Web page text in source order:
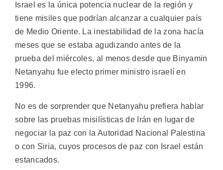
Israel es la única potencia nuclear de la región y
tiene misiles que podrían alcanzar a cualquier país
de Medio Oriente. La inestabilidad de la zona hacía
meses que se estaba agudizando antes de la
prueba del miércoles, al menos desde que Binyamin
Netanyahu fue electo primer ministro israelí en
1996.
No es de sorprender que Netanyahu prefiera hablar
sobre las pruebas misilísticas de Irán en lugar de
negociar la paz con la Autoridad Nacional Palestina
o con Siria, cuyos procesos de paz con Israel están
estancados.